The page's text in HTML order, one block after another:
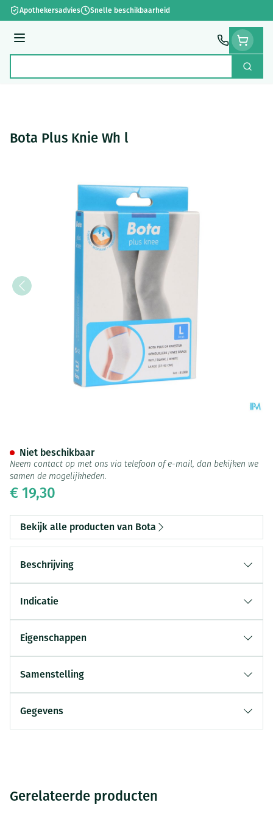
Ga naar de inhoud
Apothekersadvies Snelle beschikbaarheid
Menu
Zoek
Bota Plus Knie Wh l
€ 19,30
Niet beschikbaar
Neem contact op met ons via telefoon of e-mail, dan bekijken we
samen de mogelijkheden.
Bekijk alle producten van Bota
Beschrijving
Indicatie
Eigenschappen
Samenstelling
Gegevens
Gerelateerde producten